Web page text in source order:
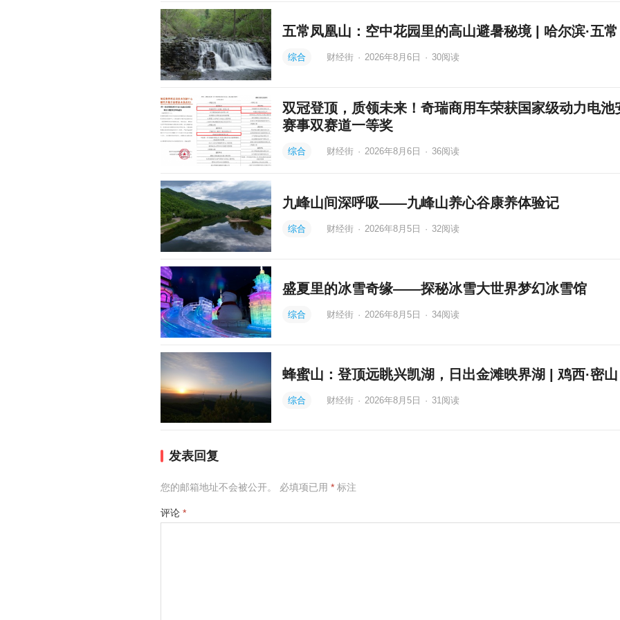
五常凤凰山：空中花园里的高山避暑秘境 | 哈尔滨·五常
综合 财经街 · 2026年8月6日 · 30阅读
双冠登顶，质领未来！奇瑞商用车荣获国家级动力电池
赛事双赛道一等奖
综合 财经街 · 2026年8月6日 · 36阅读
九峰山间深呼吸——九峰山养心谷康养体验记
综合 财经街 · 2026年8月5日 · 32阅读
盛夏里的冰雪奇缘——探秘冰雪大世界梦幻冰雪馆
综合 财经街 · 2026年8月5日 · 34阅读
蜂蜜山：登顶远眺兴凯湖，日出金滩映界湖 | 鸡西·密山
综合 财经街 · 2026年8月5日 · 31 阅读
发表回复
您的邮箱地址不会被公开。 必填项已用 * 标注
评论 *